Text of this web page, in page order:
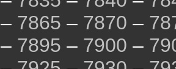
– 7865 – 7870 –
– 7895 – 7900 –